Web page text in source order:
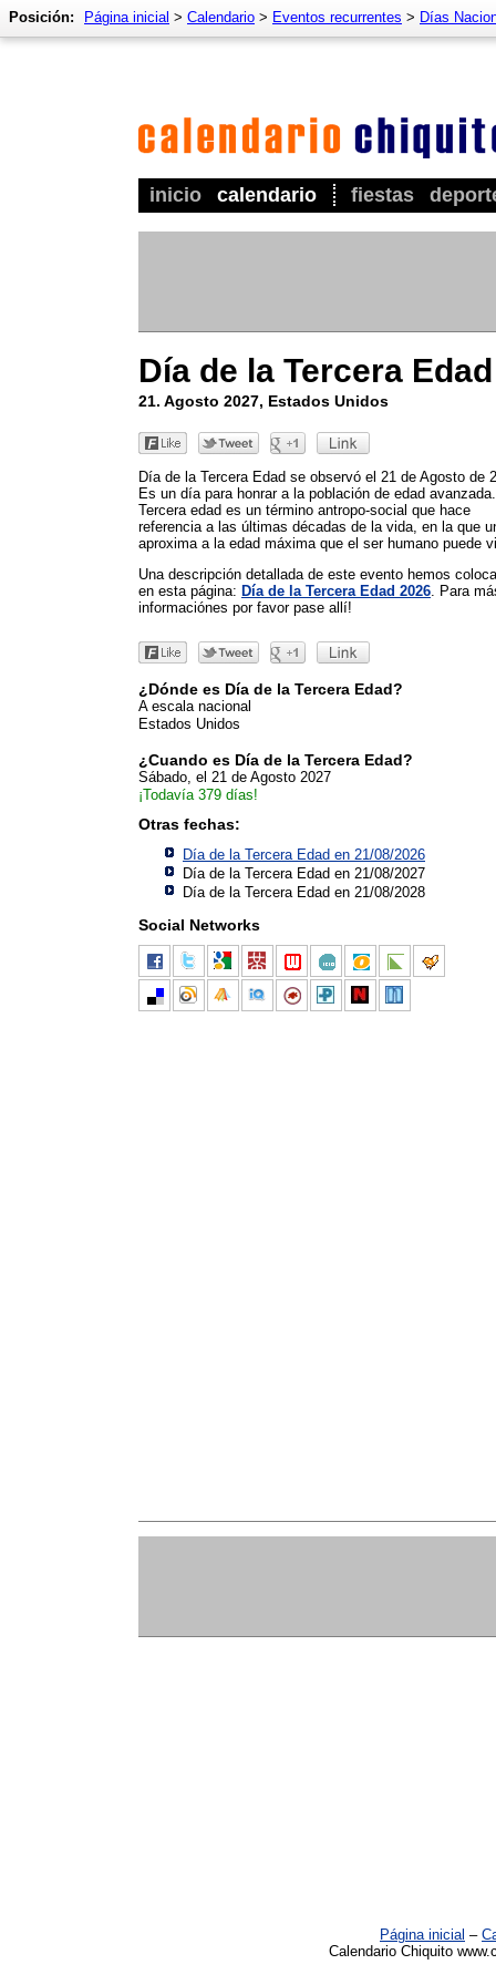
inicio calendario fiestas
Posición: Página inicial > Calendario > Eventos recurrentes > Días
Día de la Tercera Edad
21. Agosto 2027, Estados Unidos
Día de la Tercera Edad se observó el 21 de Agosto de
Es un día para honrar a la población de edad avanzada.
Tercera edad es un término antropo-social que hace
referencia a las últimas décadas de la vida, en la que
aproxima a la edad máxima que el ser humano puede
Una descripción detallada de este evento hemos
en esta página: Día de la Tercera Edad 2026 . Para
informaciónes por favor pase allí!
¿Dónde es Día de la Tercera Edad?
A escala nacional
Estados Unidos
¿Cuando es Día de la Tercera Edad?
Sábado, el 21 de Agosto 2027
¡Todavía 379 días!
Otras fechas:
Día de la Tercera Edad en 21/08/2026
Día de la Tercera Edad en 21/08/2027
Día de la Tercera Edad en 21/08/2028
Social Networks
Página inicial –
Calendario Chiquito